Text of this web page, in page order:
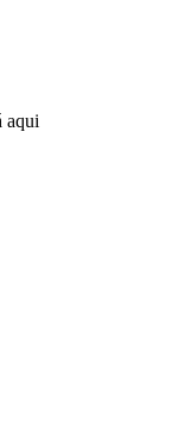
aqui